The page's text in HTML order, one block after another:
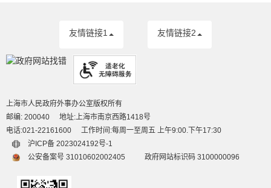
友情链接1 友情链接2
上海市人民政府外事办公室版权所有
邮编: 200040
地址:上海市南京西路1418号
电话:021-22161600
工作时间:每周一至周五 上午9:00.下午17:30
沪ICP备 2023024192号-1
公安备案号 31010602002405
政府网站标识码 3100000096